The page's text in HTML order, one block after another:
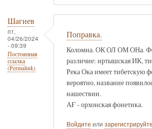
Шагиев
пт,
04/26/2024
- 09:39
Постоянная
ссылка
(Permalink)
Поправка.
Коломна. ОК ОЛ ОМ ОНа.
различие: иртышская ИК,
Река Ока имеет тибетскую
вероятно, название
нашествии.
АҒ - орхонская фонетика.
Войдите или